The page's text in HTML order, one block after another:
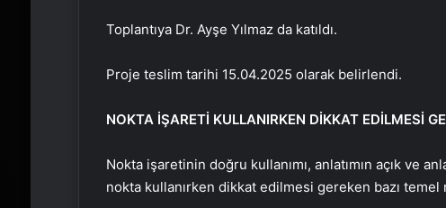
Toplantıya Dr. Ayşe Yılmaz da katıldı.
Proje teslim tarihi 15.04.2025 olarak belirlendi.
NOKTA İŞARETİ KULLANIRKEN DİKKAT EDİLMESİ
Nokta işaretinin doğru kullanımı, anlatımın açık ve
nokta kullanırken dikkat edilmesi gereken bazı temel